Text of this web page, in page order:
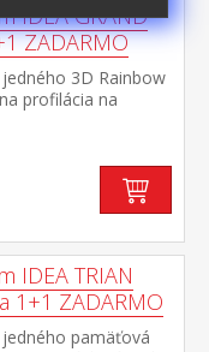
IDEA GRAND
ZADARMO
3D Rainbow
profilácia na
Flexifoam
a tuhostí, ktorá
a dlhú životnosť
profilácia – 7
tuhosť strán –
tuhosť 2 z 5,
2,5 z 5vzdušný
vyrobený z 2
do 60 °
IDEA TRIAN
1+1 ZADARMO
pamäťová